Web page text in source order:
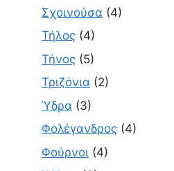
Σχοινούσα (4)
Τήλος (4)
Τήνος (5)
Τριζόνια (2)
Ύδρα (3)
Φολέγανδρος (4)
Φούρνοι (4)